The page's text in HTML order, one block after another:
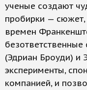
ученые создают
пробирки — сюжет,
времен
безответственные
(Эдриан Броуди) и
эксперименты,
компанией, и